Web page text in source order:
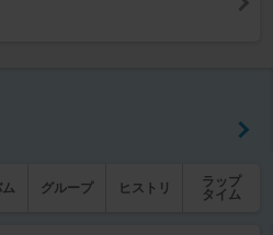
グループ ヒストリ
ラップ
タイム